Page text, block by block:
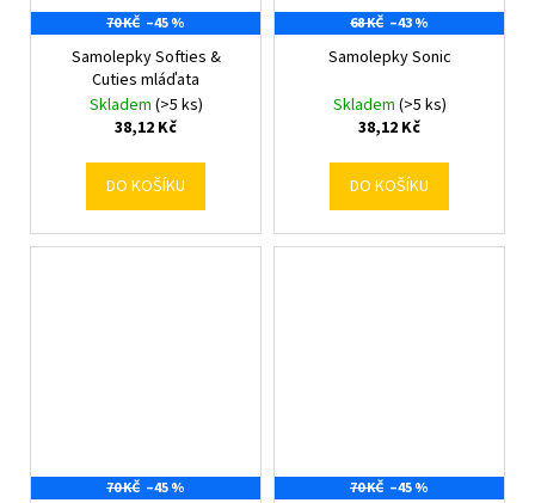
70 KČ –45 %
Samolepky Softies &
Cuties mláďata
Skladem (>5 ks)
38,12 Kč
DO KOŠÍKU
68 KČ –43 %
Samolepky Sonic
Skladem (>5 ks)
38,12 Kč
DO KOŠÍKU
70 KČ –45 % 70 KČ –45 %